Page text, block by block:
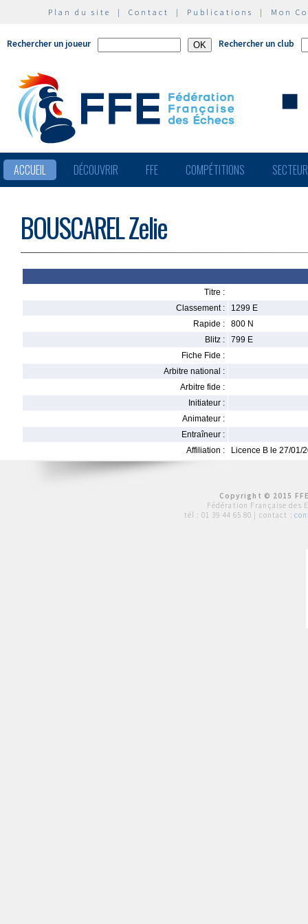
Plan du site | Contact | Publications | Mon
Rechercher un joueur Rechercher un club
ACCUEIL DÉCOUVRIR FFE COMPÉTITIONS
BOUSCAREL Zelie
Titre :
Classement :
1299 E
Rapide :
800 N
Blitz :
799 E
Fiche Fide :
Arbitre national :
Arbitre fide :
Initiateur :
Animateur :
Entraîneur :
Affiliation :
Licence B le 27/01/
Copyright © 2015
Fédération Française des
tél : 01 39 44 65 80 | contact :